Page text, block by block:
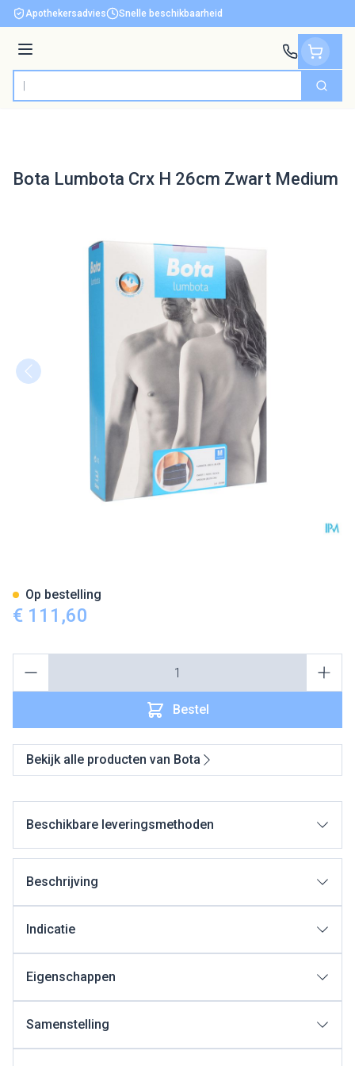
Ga naar de inhoud
Apothekersadvies Snelle beschikbaarheid
Menu
Product, merk, categorie... Zoek
Bota Lumbota Crx H 26cm Zwart Medium
€ 111,60
Bestel
Op bestelling
Bekijk alle producten van Bota
Beschikbare leveringsmethoden
Beschrijving
Indicatie
Eigenschappen
Samenstelling